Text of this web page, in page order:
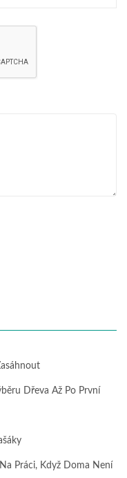
Dřeva Až Po První
Práci, Když Doma Není